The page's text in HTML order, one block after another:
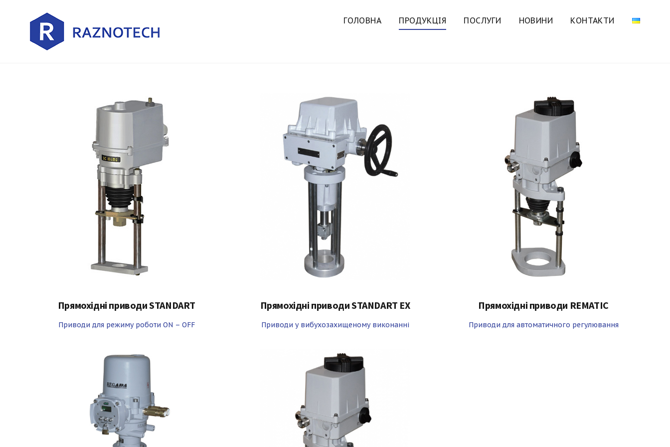
ГОЛОВНА ПРОДУКЦІЯ ПОСЛУГИ НОВИНИ КОНТАКТИ
Прямохідні приводи STANDART
Приводи для режиму роботи ON – OFF
Прямохідні приводи STANDART EX
Приводи у вибухозахищеному виконанні
Прямохідні приводи REMATIC
Приводи для автоматичного регулювання